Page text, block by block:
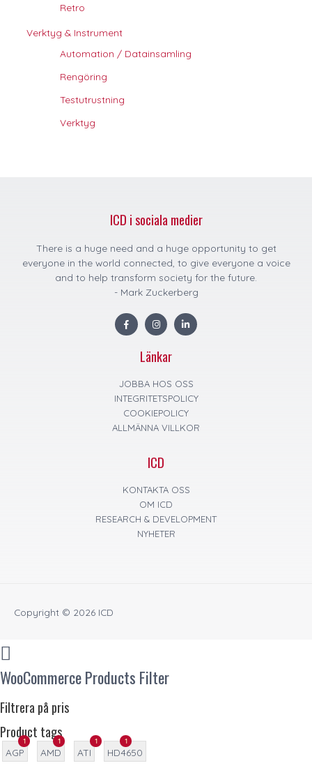
Retro
Verktyg & Instrument
Automation / Datainsamling
Rengöring
Testutrustning
Verktyg
ICD i sociala medier
There is a huge need and a huge opportunity to get
everyone in the world connected, to give everyone a voice
and to help transform society for the future.
- Mark Zuckerberg
F
a
c
k
I
n
s
a
g
a
m
L
i
n
n
Länkar
JOBBA HOS OSS
INTEGRITETSPOLICY
COOKIEPOLICY
ALLMÄNNA VILLKOR
ICD
KONTAKTA OSS
OM ICD
RESEARCH & DEVELOPMENT
NYHETER
Copyright © 2026 ICD
WooCommerce Products Filter
Filtrera på pris
Product tags
1
AGP
1
AMD
1
ATI
1
HD4650